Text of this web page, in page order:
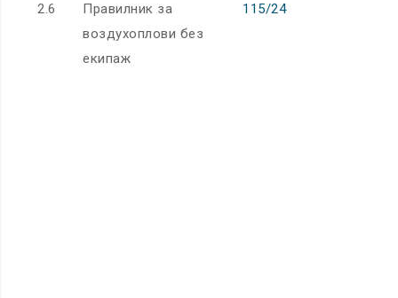
2.6
Правилник за
воздухоплови без
екипаж
115/24